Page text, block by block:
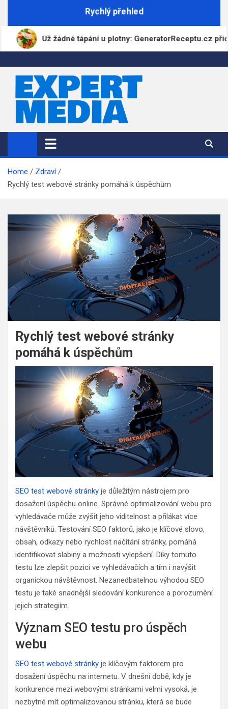
content
Rychlý přehled
Už žádné tápání u plotny: GeneratorReceptu.cz přichází
ExpertMedia.cz
Magazín informací
Home
Zdraví
Rychlý test webové stránky pomáhá k úspěchům
Rychlý test webové stránky
pomáhá k úspěchům
SEO test webové stránky je důležitým nástrojem pro
dosažení úspěchu online. Správné optimalizování webu pro
vyhledávače může zvýšit jeho viditelnost a přilákat více
návštěvníků. Testování SEO faktorů, jako je klíčové slovo,
obsah, odkazy nebo rychlost načítání stránky, pomáhá
identifikovat slabiny a možnosti vylepšení. Díky tomuto
testu lze zlepšit pozici ve vyhledávačích a tím i navýšit
organickou návštěvnost. Nezanedbatelnou výhodou SEO
testu je také snadnější sledování konkurence a porozumění
jejich strategiím.
Význam SEO testu pro úspěch
webu
SEO test webové stránky je klíčovým faktorem pro
dosažení úspěchu na internetu. V dnešní době, kdy je
konkurence mezi webovými stránkami velmi vysoká, je
nezbytné mít optimalizovanou stránku, která se bude